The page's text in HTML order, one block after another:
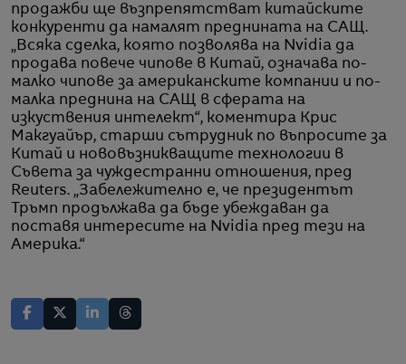
продажби ще възпрепятстват китайските
конкуренти да намалят преднината на САЩ.
„Всяка сделка, която позволява на Nvidia да
продава повече чипове в Китай, означава по-
малко чипове за американските компании и по-
малка преднина на САЩ в сферата на
изкуствения интелект“, коментира Крис
Макгуайър, старши сътрудник по въпросите за
Китай и нововъзникващите технологии в
Съвета за чуждестранни отношения, пред
Reuters. „Забележително е, че президентът
Тръмп продължава да бъде убеждаван да
поставя интересите на Nvidia пред тези на
Америка.“